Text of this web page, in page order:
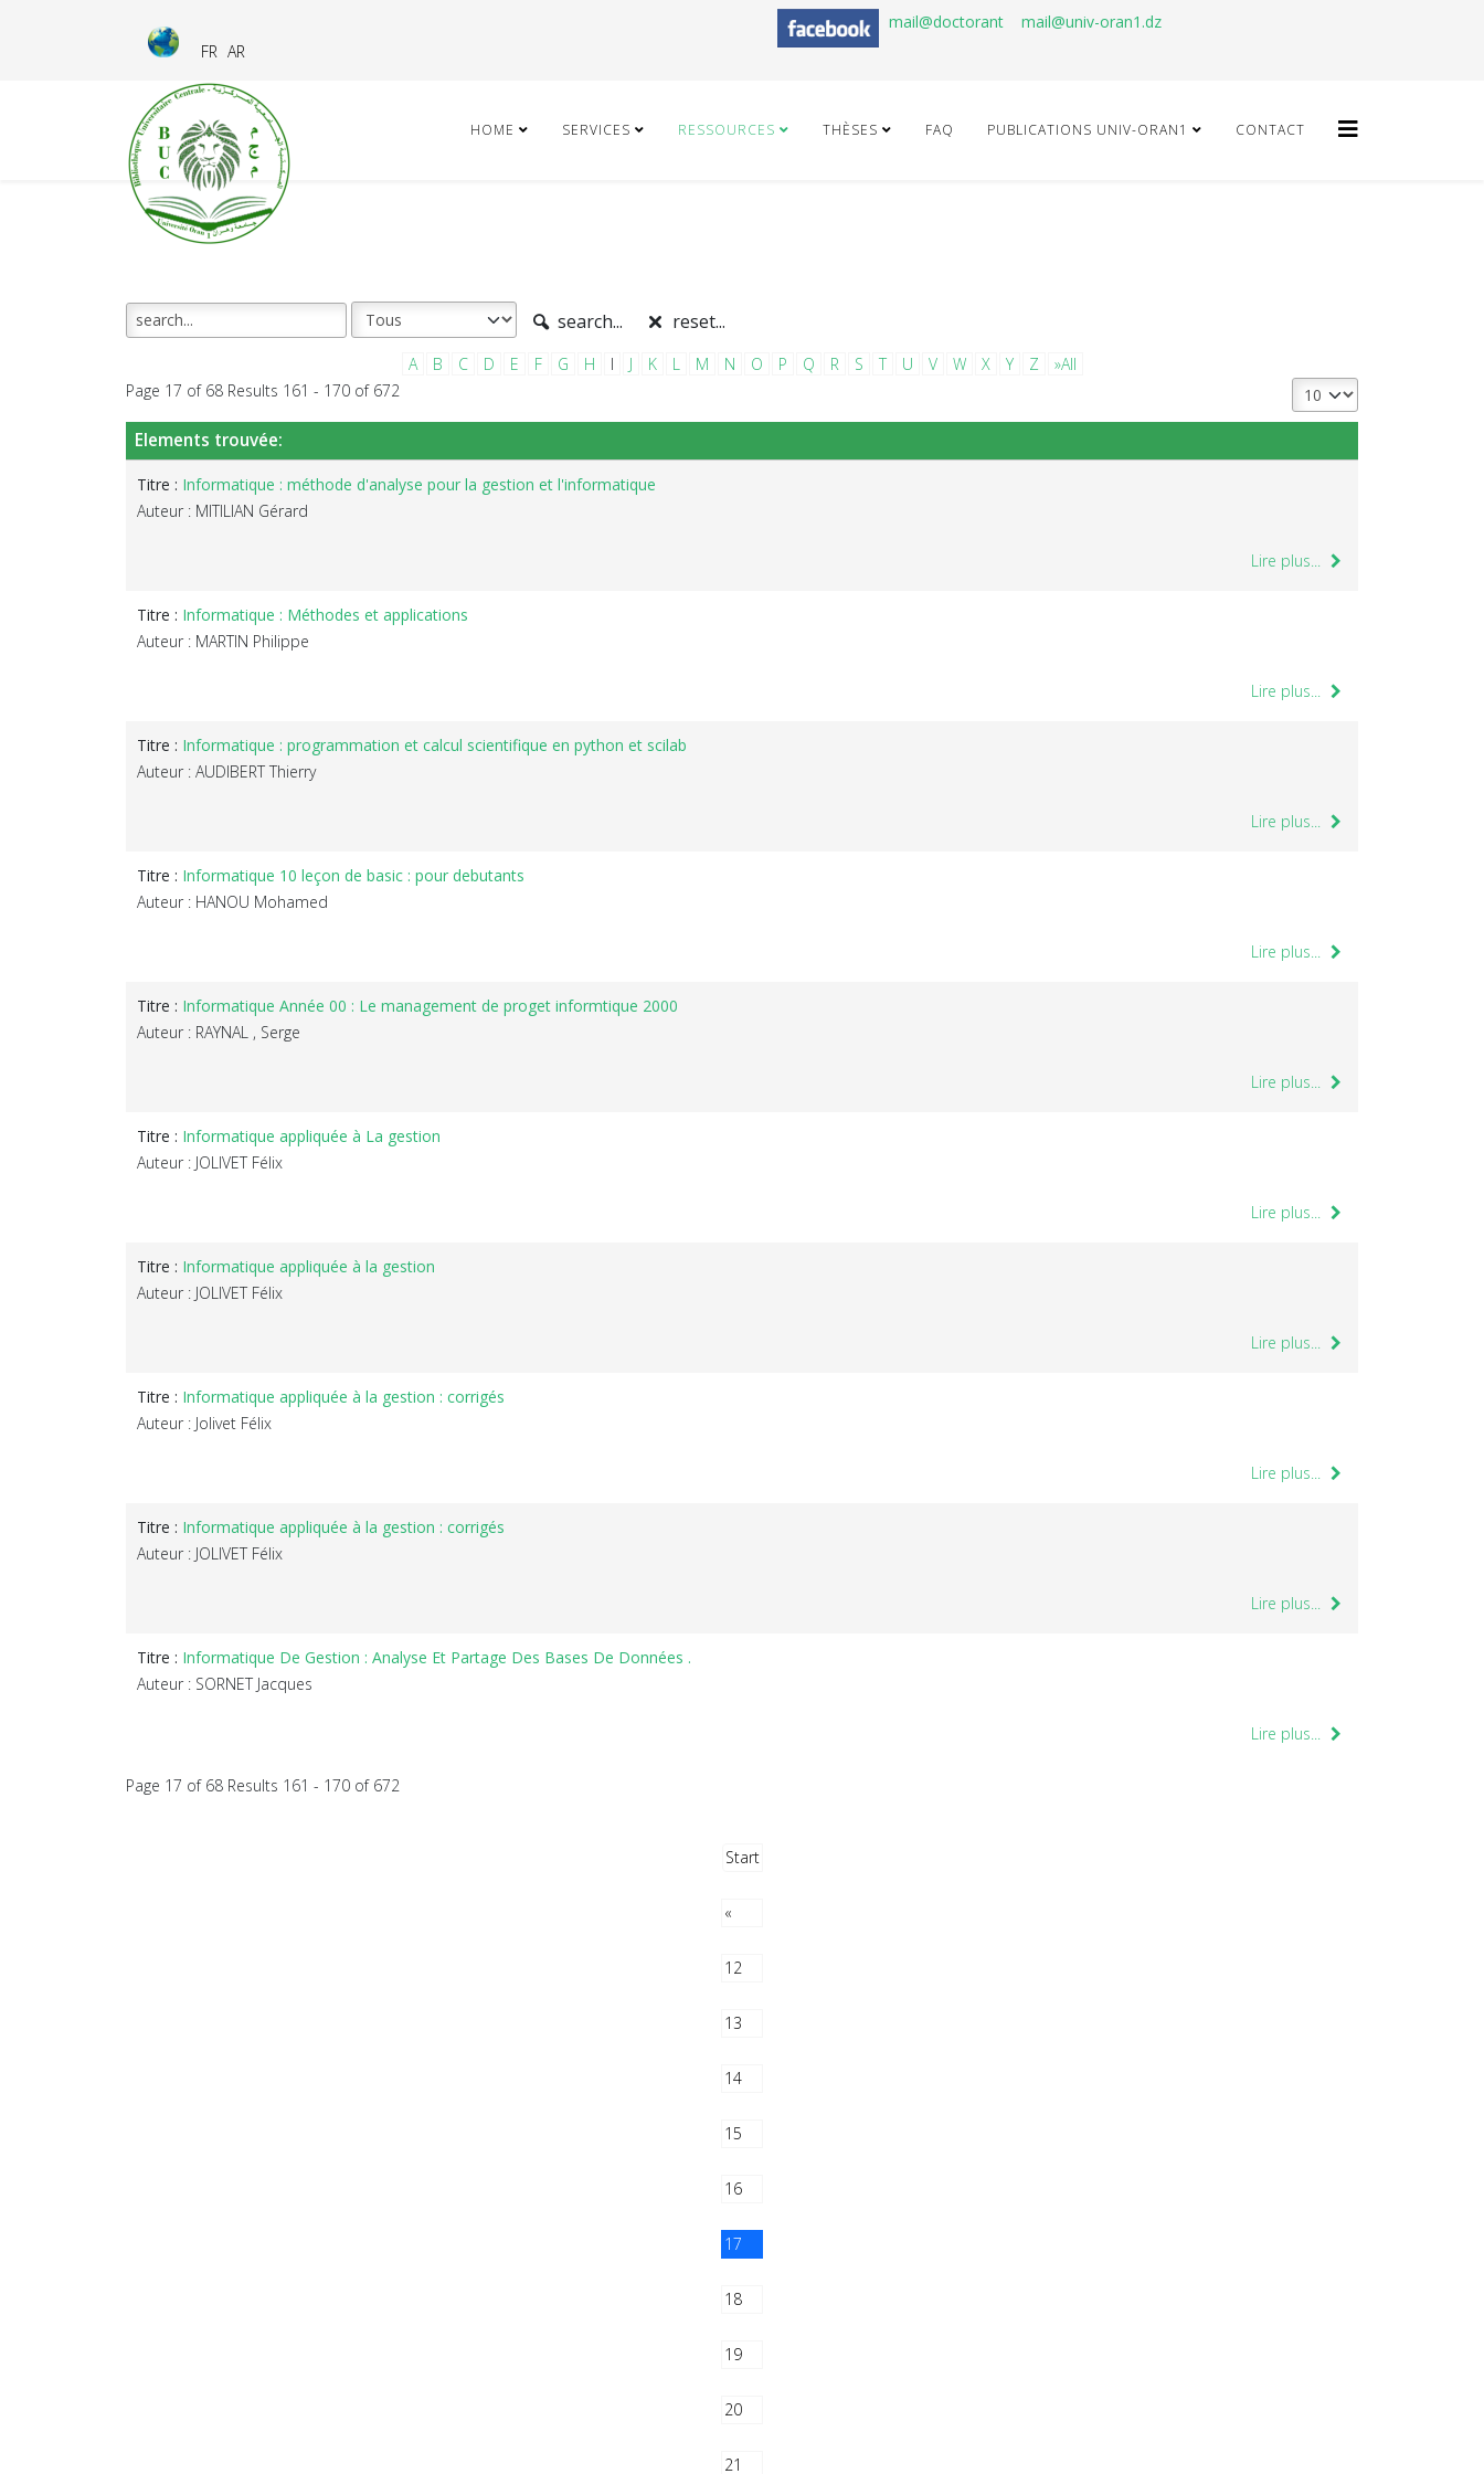
FR AR
mail@doctorant mail@univ-oran1.dz
HOME SERVICES RESSOURCES THÈSES FAQ PUBLICATIONS UNIV-ORAN1 CONTACT
search... reset...
A B C D E F G H I J K L M N O P Q R S T U V W X Y Z
»All
Page 17 of 68 Results 161 - 170 of 672
Elements trouvée:
Titre : Informatique : méthode d'analyse pour la gestion et l'informatique
Auteur : MITILIAN Gérard
Lire plus...
Titre : Informatique : Méthodes et applications
Auteur : MARTIN Philippe
Lire plus...
Titre : Informatique : programmation et calcul scientifique en python et scilab
Auteur : AUDIBERT Thierry
Lire plus...
Titre : Informatique 10 leçon de basic : pour debutants
Auteur : HANOU Mohamed
Lire plus...
Titre : Informatique Année 00 : Le management de proget informtique 2000
Auteur : RAYNAL , Serge
Lire plus...
Titre : Informatique appliquée à La gestion
Auteur : JOLIVET Félix
Lire plus...
Titre : Informatique appliquée à la gestion
Auteur : JOLIVET Félix
Lire plus...
Titre : Informatique appliquée à la gestion : corrigés
Auteur : Jolivet Félix
Lire plus...
Titre : Informatique appliquée à la gestion : corrigés
Auteur : JOLIVET Félix
Lire plus...
Titre : Informatique De Gestion : Analyse Et Partage Des Bases De Données .
Auteur : SORNET Jacques
Lire plus...
Page 17 of 68 Results 161 - 170 of 672
Start
«
12
13
14
15
16
17
18
19
20
21